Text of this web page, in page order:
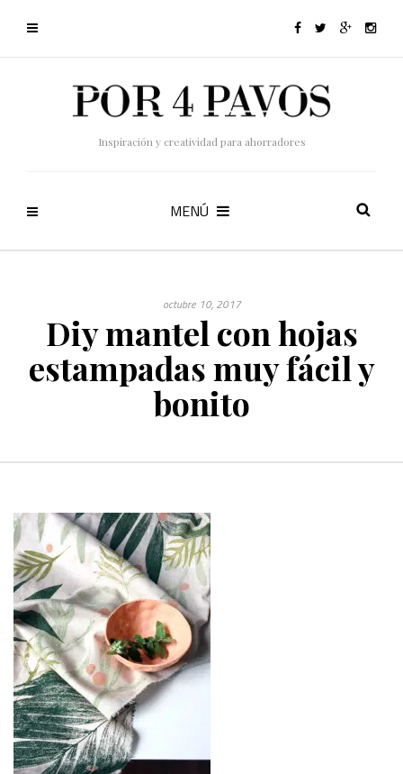
Inspiración y creatividad para ahorradores
MENÚ
octubre 10, 2017
Diy mantel con hojas
estampadas muy fácil y
bonito